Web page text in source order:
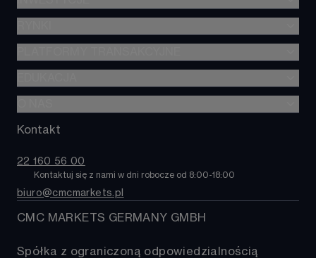
Alpha
Koszty transakcyjne
Akcje
Towary i surowce
Obligacje
ETFy
Kryptowaluty
Koszyki akcji
Puls rynku
O nas
Pomoc
FAQ
Kontakt
22 160 56 00
Kontaktuj się z nami w dni robocze od 8:00-18:00
biuro@cmcmarkets.pl
CMC MARKETS GERMANY GMBH
Spółka z ograniczoną odpowiedzialnością